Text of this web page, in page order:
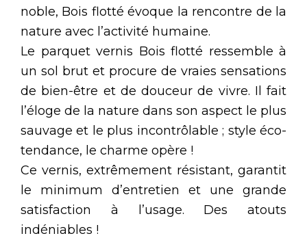
noble, Bois flotté évoque la rencontre de la
nature avec l’activité humaine.
Le parquet vernis Bois flotté ressemble à
un sol brut et procure de vraies sensations
de bien-être et de douceur de vivre. Il fait
l’éloge de la nature dans son aspect le plus
sauvage et le plus incontrôlable ; style éco-
tendance, le charme opère !
Ce vernis, extrêmement résistant, garantit
le minimum d’entretien et une grande
satisfaction à l’usage. Des atouts
indéniables !